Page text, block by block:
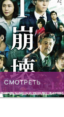
СМОТРЕТЬ